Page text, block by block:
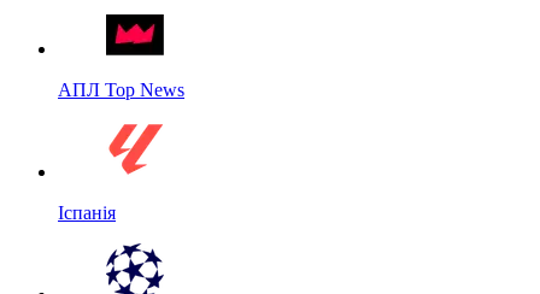
АПЛ Top News
Іспанія